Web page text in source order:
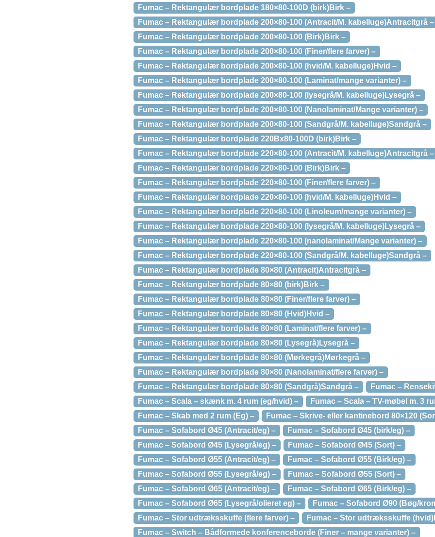
Fumac – Rektangulær bordplade 180×80-100D (birk)Birk –
Fumac – Rektangulær bordplade 200×80-100 (Antracit/M. kabelluge)Antracitgrå –
Fumac – Rektangulær bordplade 200×80-100 (Birk)Birk –
Fumac – Rektangulær bordplade 200×80-100 (Finer/flere farver) –
Fumac – Rektangulær bordplade 200×80-100 (hvid/M. kabelluge)Hvid –
Fumac – Rektangulær bordplade 200×80-100 (Laminat/mange varianter) –
Fumac – Rektangulær bordplade 200×80-100 (lysegrå/M. kabelluge)Lysegrå –
Fumac – Rektangulær bordplade 200×80-100 (Nanolaminat/Mange varianter) –
Fumac – Rektangulær bordplade 200×80-100 (Sandgrå/M. kabelluge)Sandgrå –
Fumac – Rektangulær bordplade 220Bx80-100D (birk)Birk –
Fumac – Rektangulær bordplade 220×80-100 (Antracit/M. kabelluge)Antracitgrå –
Fumac – Rektangulær bordplade 220×80-100 (Birk)Birk –
Fumac – Rektangulær bordplade 220×80-100 (Finer/flere farver) –
Fumac – Rektangulær bordplade 220×80-100 (hvid/M. kabelluge)Hvid –
Fumac – Rektangulær bordplade 220×80-100 (Linoleum/mange varianter) –
Fumac – Rektangulær bordplade 220×80-100 (lysegrå/M. kabelluge)Lysegrå –
Fumac – Rektangulær bordplade 220×80-100 (nanolaminat/Mange varianter) –
Fumac – Rektangulær bordplade 220×80-100 (Sandgrå/M. kabelluge)Sandgrå –
Fumac – Rektangulær bordplade 80×80 (Antracit)Antracitgrå –
Fumac – Rektangulær bordplade 80×80 (birk)Birk –
Fumac – Rektangulær bordplade 80×80 (Finer/flere farver) –
Fumac – Rektangulær bordplade 80×80 (Hvid)Hvid –
Fumac – Rektangulær bordplade 80×80 (Laminat/flere farver) –
Fumac – Rektangulær bordplade 80×80 (Lysegrå)Lysegrå –
Fumac – Rektangulær bordplade 80×80 (Mørkegrå)Mørkegrå –
Fumac – Rektangulær bordplade 80×80 (Nanolaminat/flere farver) –
Fumac – Rektangulær bordplade 80×80 (Sandgrå)Sandgrå –
Fumac –
Fumac – Scala – skænk m. 4 rum (eg/hvid) –
Fumac – Scala – TV-møbel m. 3
Fumac – Skab med 2 rum (Eg) –
Fumac – Skrive- eller kantinebord 80×120
Fumac – Sofabord Ø45 (Antracit/eg) –
Fumac – Sofabord Ø45 (birk/eg) –
Fumac – Sofabord Ø45 (Lysegrå/eg) –
Fumac – Sofabord Ø45 (Sort) –
Fumac – Sofabord Ø55 (Antracit/eg) –
Fumac – Sofabord Ø55 (Birk/eg) –
Fumac – Sofabord Ø55 (Lysegrå/eg) –
Fumac – Sofabord Ø55 (Sort) –
Fumac – Sofabord Ø65 (Antracit/eg) –
Fumac – Sofabord Ø65 (Birk/eg) –
Fumac – Sofabord Ø65 (Lysegrå/olieret eg) –
Fumac – Sofabord Ø90 (Bøg/
Fumac – Stor udtræksskuffe (flere farver) –
Fumac – Stor udtræksskuffe
Fumac – Switch – Bådformede konferenceborde (Finer – mange varianter) –